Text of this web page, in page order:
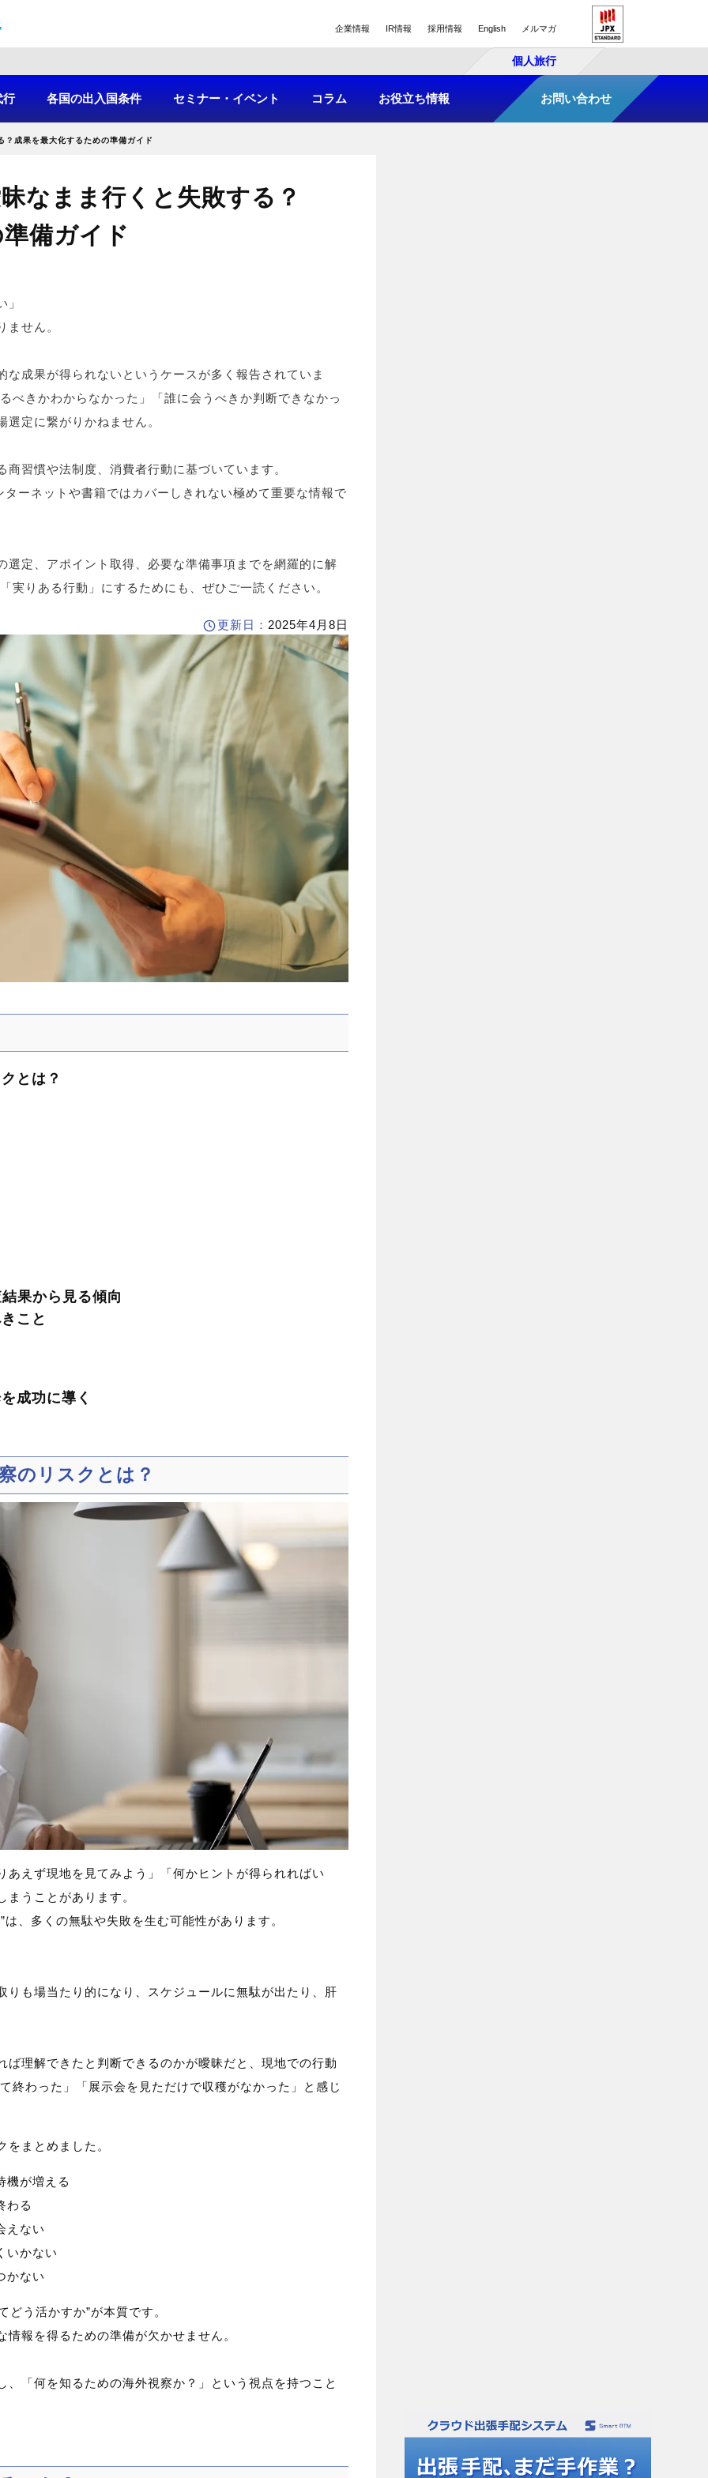
企業情報 IR情報 採用情報 English メルマガ
個人旅行
行 各国の出入国条件 セミナー・イベント コラム お役立ち情報 お問い合わせ
？成果を最大化するための準備ガイド
なまま行くと失敗する？
備ガイド
」
せん。
成果が得られないというケースが多く報告されていま
べきかわからなかった」「誰に会うべきか判断できなかっ
定に繋がりかねません。
習慣や法制度、消費者行動に基づいています。
ーネットや書籍ではカバーしきれない極めて重要な情報で
定、アポイント取得、必要な準備事項までを網羅的に解
実りある行動」にするためにも、ぜひご一読ください。
更新日： 2025年4月8日
とは？
果から見る傾向
こと
成功に導く
のリスクとは？
えず現地を見てみよう」「何かヒントが得られればい
うことがあります。
、多くの無駄や失敗を生む可能性があります。
も場当たり的になり、スケジュールに無駄が出たり、肝
理解できたと判断できるのかが曖昧だと、現地での行動
終わった」「展示会を見ただけで収穫がなかった」と感じ
まとめました。
機が増える
わる
えない
いかない
かない
どう活かすか”が本質です。
報を得るための準備が欠かせません。
「何を知るための海外視察か？」という視点を持つこと